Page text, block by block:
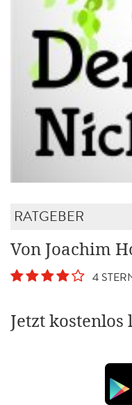
RATGEBER
Von Joachim
4
Jetzt